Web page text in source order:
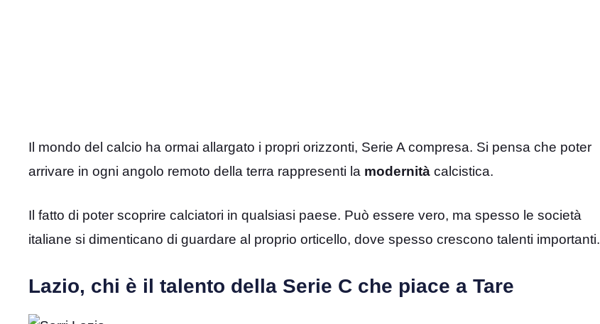
Il mondo del calcio ha ormai allargato i propri orizzonti, Serie A compresa. Si pensa che poter
arrivare in ogni angolo remoto della terra rappresenti la modernità calcistica.
Il fatto di poter scoprire calciatori in qualsiasi paese. Può essere vero, ma spesso le società
italiane si dimenticano di guardare al proprio orticello, dove spesso crescono talenti importanti.
Lazio, chi è il talento della Serie C che piace a Tare